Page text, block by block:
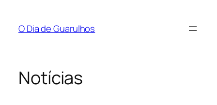
O Dia de Guarulhos
Notícias